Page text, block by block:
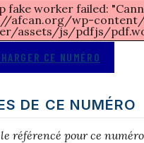
fake worker failed:
afcan.org/wp-
assets/js/pdfjs/
CE NUMÉRO
DE CE NUMÉRO
référencé pour ce